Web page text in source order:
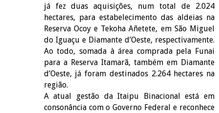
já fez duas aquisições, num total de 2.024
hectares, para estabelecimento das aldeias na
Reserva Ocoy e Tekoha Añetete, em São Miguel
do Iguaçu e Diamante d’Oeste, respectivamente.
Ao todo, somada à área comprada pela Funai
para a Reserva Itamarã, também em Diamante
d’Oeste, já foram destinados 2.264 hectares na
região.
A atual gestão da Itaipu Binacional está em
consonância com o Governo Federal e reconhece